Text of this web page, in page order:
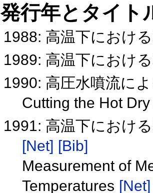
発行年とタイ
1988: 高温下におけ
1989: 高温下におけ
1990: 高圧水噴流に
Cutting the Hot
1991: 高温下におけ
[Net] [Bib]
Measurement of
Temperatures [Net]